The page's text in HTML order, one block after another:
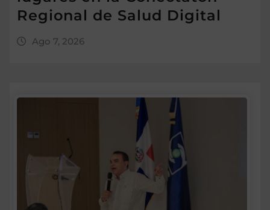
Regional de Salud Digital
Ago 7, 2026